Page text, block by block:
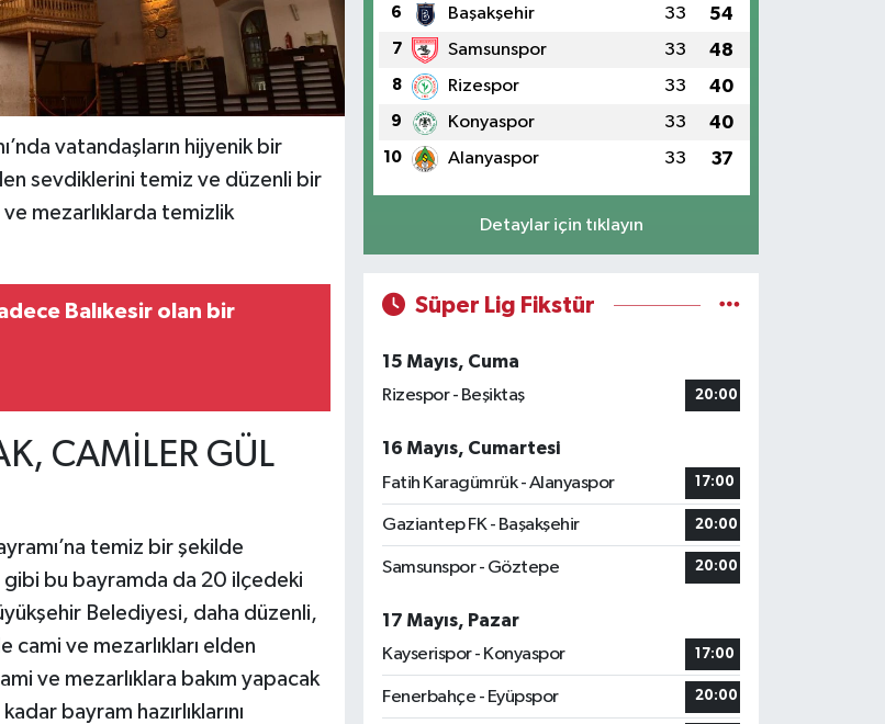
vatandaşların hijyenik bir
sevdiklerini temiz ve düzenli bir
mezarlıklarda temizlik
Balıkesir olan bir
CAMİLER GÜL
temiz bir şekilde
gibi bu bayramda da 20 ilçedeki
Belediyesi, daha düzenli,
cami ve mezarlıkları elden
ve mezarlıklara bakım yapacak
bayram hazırlıklarını
6 Başakşehir 33 54
7 Samsunspor 33 48
8 Rizespor 33 40
9 Konyaspor 33 40
10 Alanyaspor 33 37
Detaylar için tıklayın
Süper Lig Fikstür
15 Mayıs, Cuma
Rizespor - Beşiktaş
20:00
16 Mayıs, Cumartesi
Fatih Karagümrük - Alanyaspor
17:00
Gaziantep FK - Başakşehir 20:00
Samsunspor - Göztepe 20:00
17 Mayıs, Pazar
Kayserispor - Konyaspor
17:00
Fenerbahçe - Eyüpspor 20:00